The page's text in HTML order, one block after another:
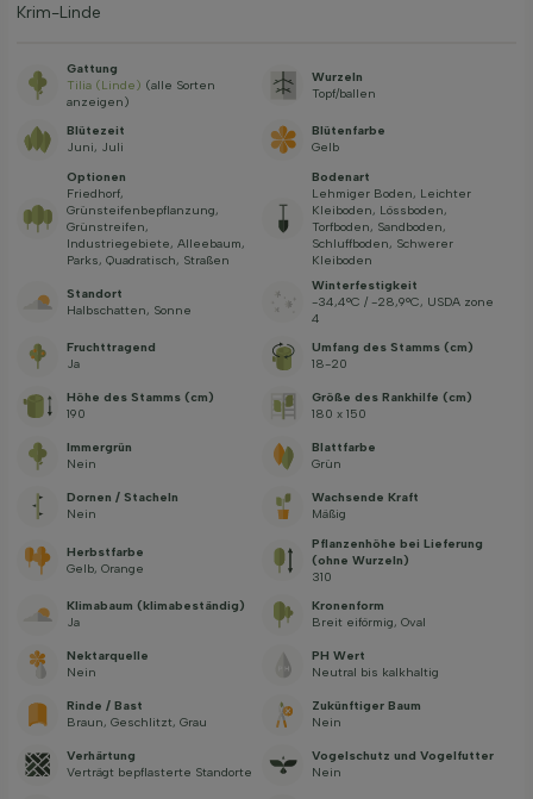
Krim-Linde
Gattung
Tilia (Linde) (alle Sorten
anzeigen)
Wurzeln
Topf/ballen
Blütezeit
Juni, Juli
Blütenfarbe
Gelb
Optionen
Friedhorf,
Grünsteifenbepflanzung,
Grünstreifen,
Industriegebiete, Alleebaum,
Parks, Quadratisch, Straßen
Bodenart
Lehmiger Boden, Leichter
Kleiboden, Lössboden,
Torfboden, Sandboden,
Schluffboden, Schwerer
Kleiboden
Standort
Halbschatten, Sonne
Winterfestigkeit
-34,4°C / -28,9°C, USDA zone
4
Fruchttragend
Ja
Umfang des Stamms (cm)
18-20
Höhe des Stamms (cm)
190
Größe des Rankhilfe (cm)
180 x 150
Immergrün
Nein
Blattfarbe
Grün
Dornen / Stacheln
Nein
Wachsende Kraft
Mäßig
Herbstfarbe
Gelb, Orange
Pflanzenhöhe bei Lieferung
(ohne Wurzeln)
310
Klimabaum (klimabeständig)
Ja
Kronenform
Breit eiförmig, Oval
Nektarquelle
Nein
PH Wert
Neutral bis kalkhaltig
Rinde / Bast
Braun, Geschlitzt, Grau
Zukünftiger Baum
Nein
Verhärtung
Verträgt bepflasterte Standorte
Vogelschutz und Vogelfutter
Nein